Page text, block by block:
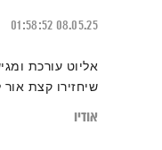
08.05.25
01:58:52
אליוט עורכת
שיחזירו קצת
אודיו